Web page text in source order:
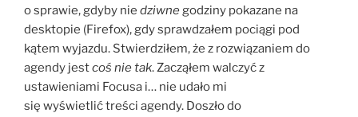
o sprawie, gdyby nie dziwnegodziny pokazane na
desktopie (Firefox), gdy sprawdzałem pociągi pod
kątem wyjazdu. Stwierdziłem, że z rozwiązaniem do
agendy jestcoś nie tak. Zacząłem walczyć z
ustawieniami Focusa i… nie udało mi
się wyświetlić treści agendy. Doszło do